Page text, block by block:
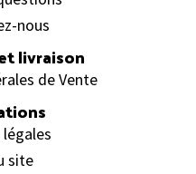
nous
livraison
de Vente
site